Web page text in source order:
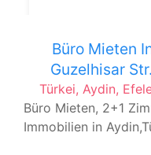
Büro Mieten
Guzelhisar
Türkei, Aydin,
Büro Mieten, 2+1
Immobilien in